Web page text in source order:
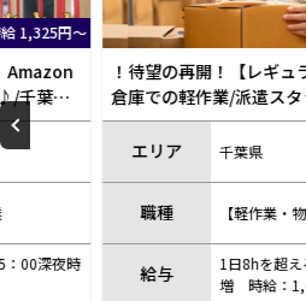
円～
葉
深夜時
！待望の再開！【レギュ
倉庫での軽作業/派遣スタ
駅・千葉みなと駅（掲載店
エリア
千葉県
職種 【軽作業・物
給与
1日8hを超える
増 時給：